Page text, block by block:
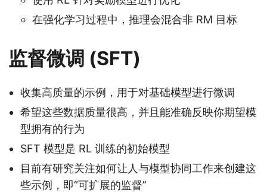
在强化学习过程中，推理会混合非 RM 目标
监督微调 (SFT)
收集高质量的示例，用于对基础模型进行微调
希望这些数据质量很高，并且能准确反映你期望模
型拥有的行为
SFT 模型是 RL 训练的初始模型
目前有研究关注如何让人与模型协同工作来创建这
些示例，即“可扩展的监督”